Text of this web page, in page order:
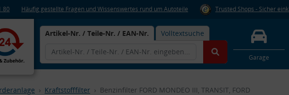
80 Häufig gestellte Fragen und Wissenswertes rund um Autoteile Trusted Shops - Sicher
Artikel-Nr. / Teile-Nr. / EAN-Nr. Volltextsuche
Garage
Kraftstofffilter Benzinfilter FORD MONDEO III, TRANSIT, FORD